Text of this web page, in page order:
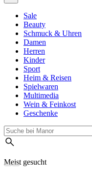
Sale
Beauty
Schmuck & Uhren
Damen
Herren
Kinder
Sport
Heim & Reisen
Spielwaren
Multimedia
Wein & Feinkost
Geschenke
Meist gesucht